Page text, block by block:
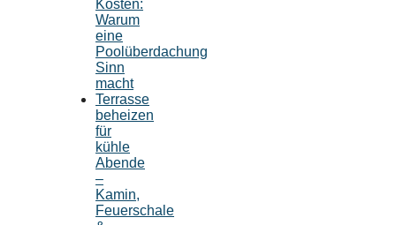
Kosten:
Warum
eine
Poolüberdachung
Sinn
macht
Terrasse
beheizen
für
kühle
Abende
–
Kamin,
Feuerschale